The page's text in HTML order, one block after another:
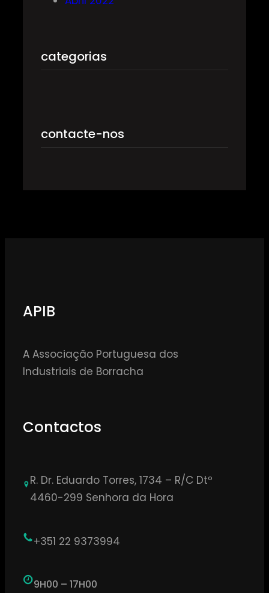
categorias
contacte-nos
APIB
A Associação Portuguesa dos
Industriais de Borracha
Contactos
R. Dr. Eduardo Torres, 1734 – R/C Dtº
4460-299 Senhora da Hora
+351 22 9373994
9H00 – 17H00